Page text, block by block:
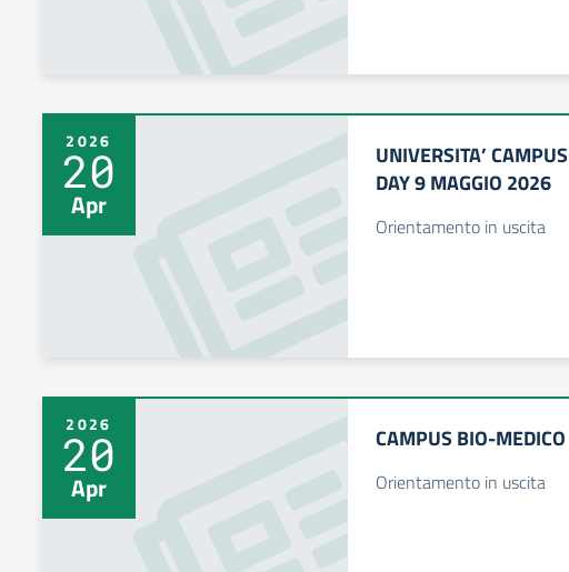
2026
20
Apr
UNIVERSITA’
DAY 9 MAGGIO 2026
Orientamento in uscita
2026
20
Apr
CAMPUS BIO-
Orientamento in uscita